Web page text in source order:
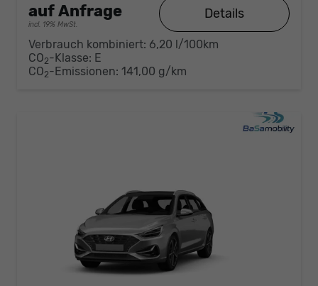
auf Anfrage
incl. 19% MwSt.
Details
Verbrauch kombiniert: 6,20 l/100km
CO2-Klasse: E
CO2-Emissionen: 141,00 g/km